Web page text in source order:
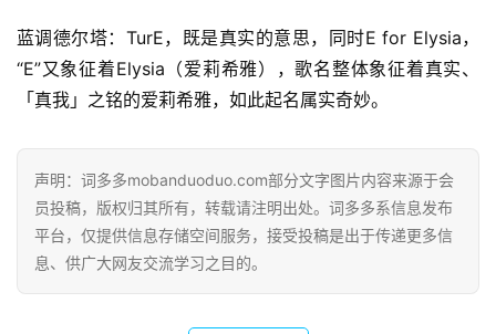
蓝调德尔塔：TurE，既是真实的意思，同时E for Elysia，
“E”又象征着Elysia（爱莉希雅），歌名整体象征着真实、
「真我」之铭的爱莉希雅，如此起名属实奇妙。
声明：词多多mobanduoduo.com部分文字图片内容来源于会
员投稿，版权归其所有，转载请注明出处。词多多系信息发布
平台，仅提供信息存储空间服务，接受投稿是出于传递更多信
息、供广大网友交流学习之目的。